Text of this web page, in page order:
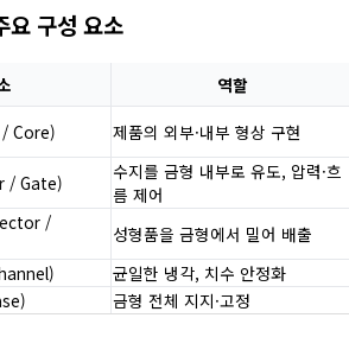
구성 요소
역할
Core)
제품의 외부·내부 형상 구현
/ Gate)
수지를 금형 내부로 유도, 압력·흐
름 제어
/
성형품을 금형에서 밀어 배출
균일한 냉각, 치수 안정화
금형 전체 지지·고정